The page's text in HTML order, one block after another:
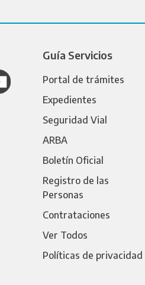
Guía Servicios
Portal de trámites
Expedientes
Seguridad Vial
ARBA
Boletín Oficial
Registro de las
Personas
Contrataciones
Ver Todos
Políticas de privacidad